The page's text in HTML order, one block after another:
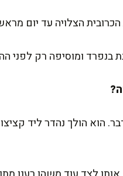
הכרובית הצלויה עד יום
בנפרד ומוסיפה רק לפני
הוא הולך נהדר ליד